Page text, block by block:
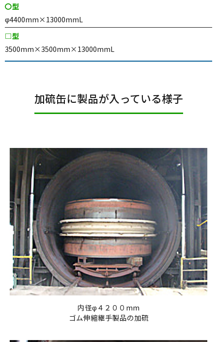
〇型
φ4400mm×13000mmL
□型
3500mm×3500mm×13000mmL
加硫缶に製品が入っている様子
内径φ４２００mm
ゴム伸縮継手製品の加硫